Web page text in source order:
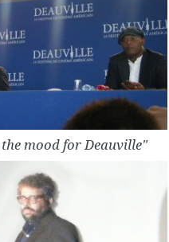
mood for Deauville"